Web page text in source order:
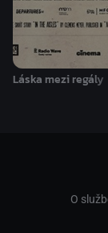
Láska mezi regály
O